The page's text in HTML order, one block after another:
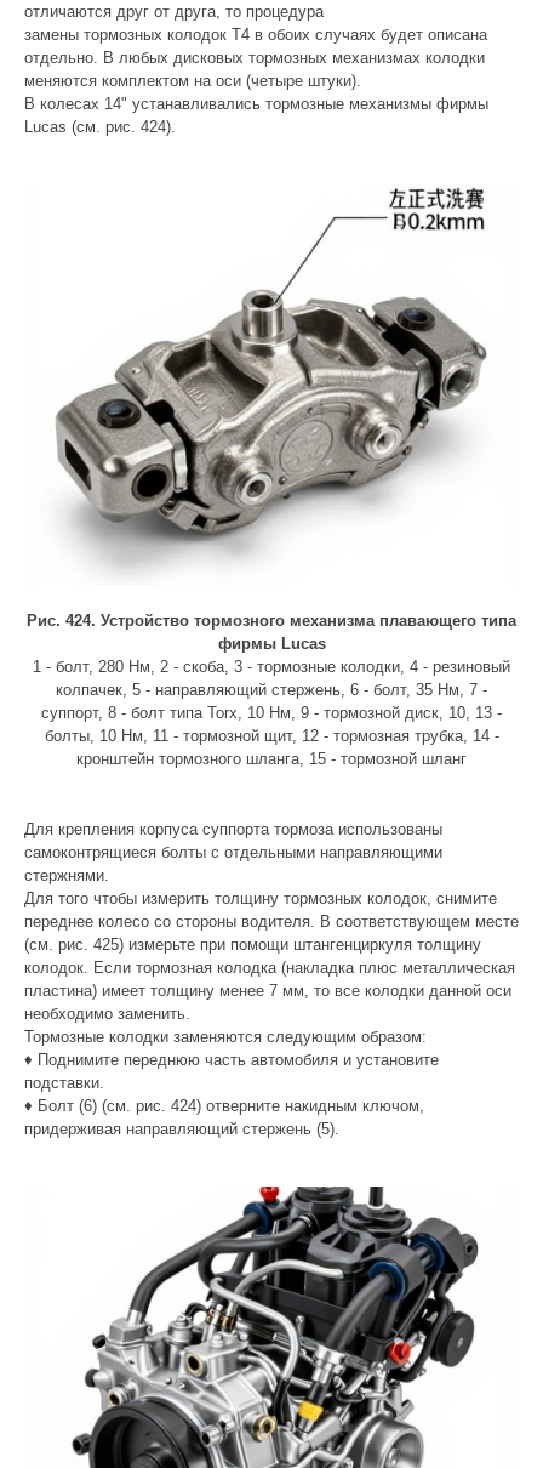
отличаются друг от друга, то процедура
замены тормозных колодок Т4 в обоих случаях будет описана
отдельно. В любых дисковых тормозных механизмах колодки
меняются комплектом на оси (четыре штуки).
В колесах 14" устанавливались тормозные механизмы фирмы
Lucas (см. рис. 424).
Рис. 424. Устройство тормозного механизма плавающего типа
фирмы Lucas
1 - болт, 280 Нм, 2 - скоба, 3 - тормозные колодки, 4 - резиновый
колпачек, 5 - направляющий стержень, 6 - болт, 35 Нм, 7 -
суппорт, 8 - болт типа Torx, 10 Нм, 9 - тормозной диск, 10, 13 -
болты, 10 Нм, 11 - тормозной щит, 12 - тормозная трубка, 14 -
кронштейн тормозного шланга, 15 - тормозной шланг
Для крепления корпуса суппорта тормоза использованы
самоконтрящиеся болты с отдельными направляющими
стержнями.
Для того чтобы измерить толщину тормозных колодок, снимите
переднее колесо со стороны водителя. В соответствующем месте
(см. рис. 425) измерьте при помощи штангенциркуля толщину
колодок. Если тормозная колодка (накладка плюс металлическая
пластина) имеет толщину менее 7 мм, то все колодки данной оси
необходимо заменить.
Тормозные колодки заменяются следующим образом:
♦ Поднимите переднюю часть автомобиля и установите
подставки.
♦ Болт (6) (см. рис. 424) отверните накидным ключом,
придерживая направляющий стержень (5).